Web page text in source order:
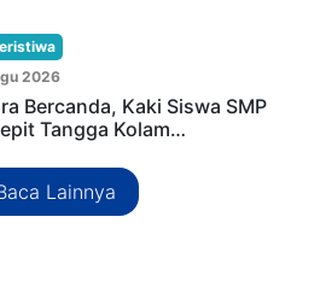
2026
Bercanda, Kaki Siswa SMP
Tangga Kolam…
Lainnya